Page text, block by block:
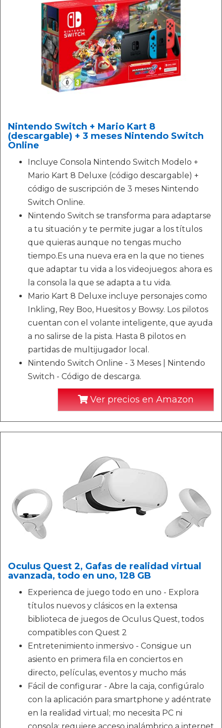
Nintendo Switch + Mario Kart 8
(descargable) + 3 meses Nintendo Switch
Online
Incluye Consola Nintendo Switch Modelo +
Mario Kart 8 Deluxe (código descargable) +
código de suscripción de 3 meses Nintendo
Switch Online.
Nintendo Switch se transforma para adaptarse
a tu situación y te permite jugar a los títulos
que quieras aunque no tengas mucho
tiempo.Es una nueva era en la que no tienes
que adaptar tu vida a los videojuegos: ahora es
la consola la que se adapta a tu vida.
Mario Kart 8 Deluxe incluye personajes como
Inkling, Rey Boo, Huesitos y Bowsy. Los pilotos
cuentan con el volante inteligente, que ayuda
a no salirse de la pista. Hasta 8 pilotos en
partidas de multijugador local.
Nintendo Switch Online - 3 Meses | Nintendo
Switch - Código de descarga.
Ver precios en Amazon
Oculus Quest 2, Gafas de realidad virtual
avanzada, todo en uno, 128 GB
Experienca de juego todo en uno - Explora
títulos nuevos y clásicos en la extensa
biblioteca de juegos de Oculus Quest, todos
compatibles con Quest 2
Entretenimiento inmersivo - Consigue un
asiento en primera fila en conciertos en
directo, películas, eventos y mucho más
Fácil de configurar - Abre la caja, configúralo
con la aplicación para smartphone y adéntrate
en la realidad virtual; mo necesita PC ni
consola; requiere acceso inalámbrico a internet